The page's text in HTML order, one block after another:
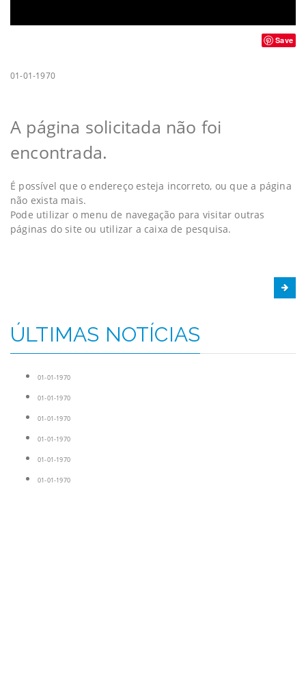
Save
01-01-1970
A página solicitada não foi
encontrada.
É possível que o endereço esteja incorreto, ou que a página
não exista mais.
Pode utilizar o menu de navegação para visitar outras
páginas do site ou utilizar a caixa de pesquisa.
ÚLTIMAS NOTÍCIAS
01-01-1970
01-01-1970
01-01-1970
01-01-1970
01-01-1970
01-01-1970